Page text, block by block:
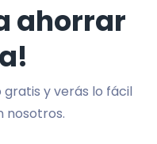
ahorrar
y verás lo fácil
nosotros.